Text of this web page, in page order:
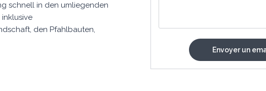
schnell in den umliegenden
den Pfahlbauten,